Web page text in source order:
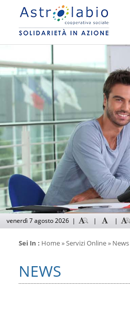
venerdì 7 agosto 2026 | | |
Sei In : Home» Servizi Online » News
NEWS